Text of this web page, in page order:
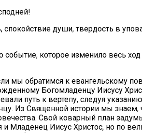
души, твердость в
которое изменило весь ход
мы обратимся к евангельскому
Богомладенцу Иисусу
путь к вертепу, следуя
Из Священной истории мы знаем,
Свой коварный план
и Младенец Иисус Христос, но по